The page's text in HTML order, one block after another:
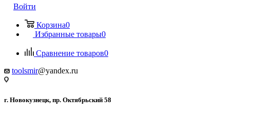
Войти
Корзина0
Избранные товары0
Сравнение товаров0
toolsmir@yandex.ru
г. Новокузнецк, пр. Октябрьский 58